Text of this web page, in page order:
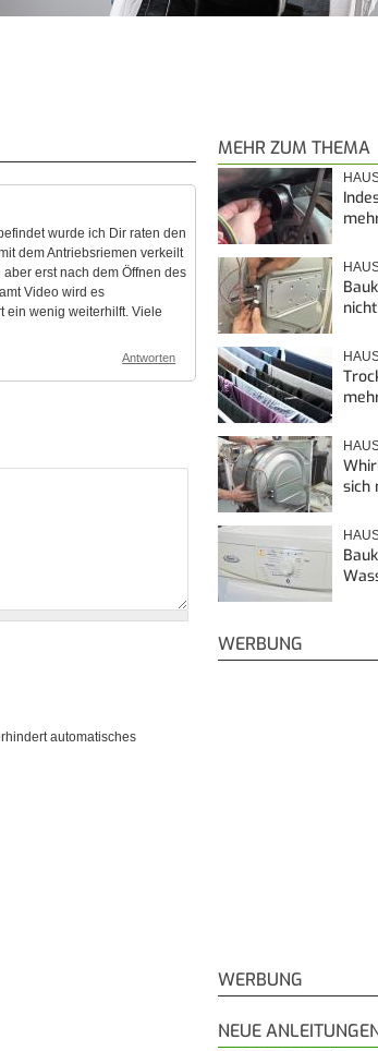
wurde ich Dir raten den
dem Antriebsriemen verkeilt
erst nach dem Öffnen des
Video wird es
ein wenig weiterhilft. Viele
Antworten
automatisches
MEHR ZUM THEMA
sich
WERBUNG
WERBUNG
NEUE